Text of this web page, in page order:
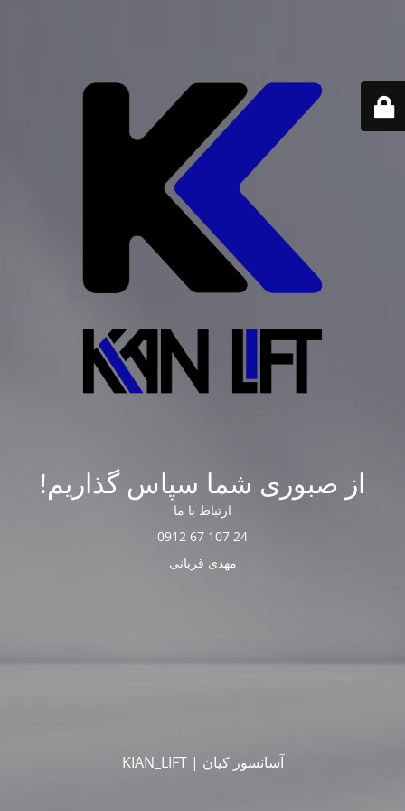
از صبوری شما سپاس گذاریم!
ارتباط با ما
24 107 67 0912
مهدی قربانی
آسانسور کیان | KIAN_LIFT